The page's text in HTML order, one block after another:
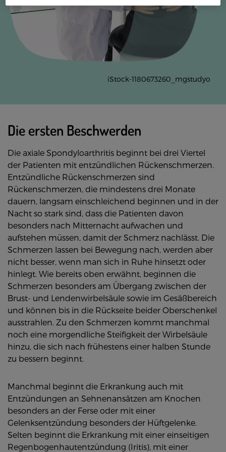
iStock-1180673260_mgstudyo
Die ersten Beschwerden
Die axiale Spondyloarthritis beginnt bei drei Viertel
der Patienten mit entzündlichen Rückenschmerzen.
Entzündliche Rückenschmerzen sind
Rückenschmerzen, die mindestens drei Monate
dauern, langsam einschleichend beginnen und in der
Nacht so stark sind, dass die Patienten davon
besonders nach Mitternacht aufwachen und
aufstehen müssen, damit der Schmerz nachlässt. Die
Schmerzen lassen bei Bewegung nach, werden aber
nicht besser, wenn man sich in Ruhe hinsetzt oder
hinlegt. Wie bereits oben erwähnt, beginnen die
Schmerzen besonders am Übergang zwischen der
Brust- und Lendenwirbelsäule sowie im Gesäßbereich
und können bis in die Rückseite beider Oberschenkel
ausstrahlen. Zu den Schmerzen kommt manchmal
noch eine morgendliche Steifigkeit der Wirbelsäule
hinzu, die sich nach frühestens einer halben Stunde
zu bessern beginnt.
Manchmal beginnt die Erkrankung auch mit
Entzündungen an Sehnenansätzen am Knochen
besonders an der Ferse oder mit einer
Gelenksentzündung besonders der Hüftgelenke.
Selten beginnt die Erkrankung mit einer einseitigen
Regenbogenhautentzündung (Iritis), mit einer